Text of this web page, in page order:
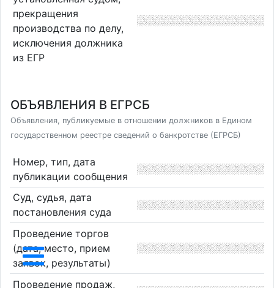
прекращения
производства по делу,
исключения должника
из ЕГР
ОБЪЯВЛЕНИЯ В ЕГРСБ
Объявления, публикуемые в отношении должников в Едином
государственном реестре сведений о банкротстве (ЕГРСБ)
Номер, тип, дата
публикации сообщения
Суд, судья, дата
постановления суда
Проведение торгов
(дата, место, прием
заявок, результаты)
Проведение продаж,